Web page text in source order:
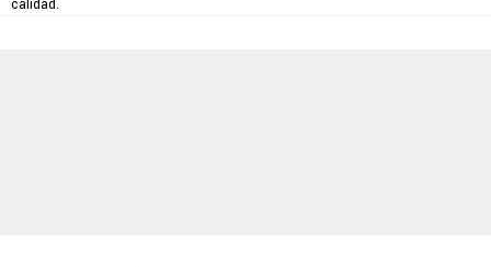
calidad.